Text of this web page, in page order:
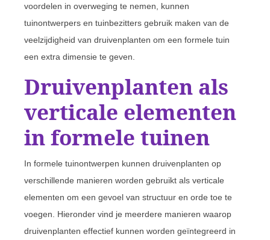
voordelen in overweging te nemen, kunnen
tuinontwerpers en tuinbezitters gebruik maken van de
veelzijdigheid van druivenplanten om een formele tuin
een extra dimensie te geven.
Druivenplanten als
verticale elementen
in formele tuinen
In formele tuinontwerpen kunnen druivenplanten op
verschillende manieren worden gebruikt als verticale
elementen om een gevoel van structuur en orde toe te
voegen. Hieronder vind je meerdere manieren waarop
druivenplanten effectief kunnen worden geïntegreerd in